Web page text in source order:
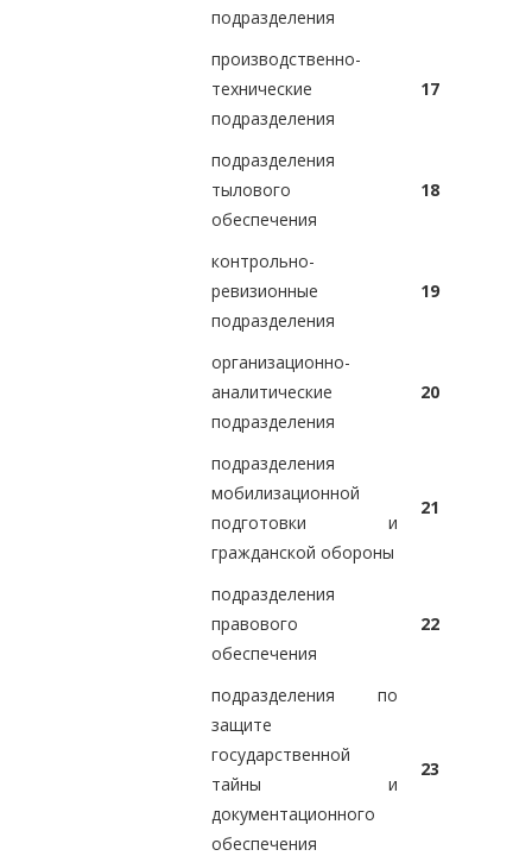
подразделения
производственно-
технические
подразделения
17
подразделения
тылового
обеспечения
18
контрольно-
ревизионные
подразделения
19
организационно-
аналитические
подразделения
20
подразделения
мобилизационной
подготовки и
гражданской обороны
21
подразделения
правового
обеспечения
22
подразделения по
защите
государственной
тайны и
документационного
обеспечения
23